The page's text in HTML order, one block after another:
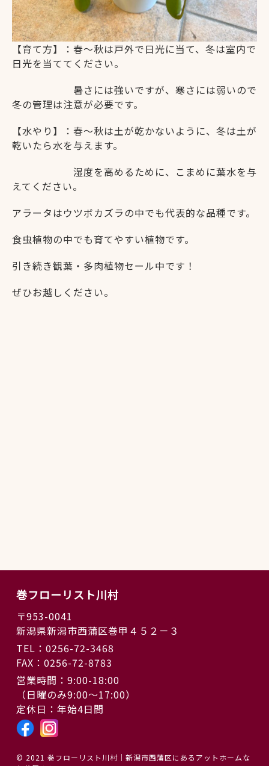
【育て方】：春～秋は戸外で日光に当て、冬は室内で
日光を当ててください。
暑さには強いですが、寒さには弱いので
冬の管理は注意が必要です。
【水やり】：春～秋は土が乾かないように、冬は土が
乾いたら水を与えます。
湿度を高めるために、こまめに葉水を与
えてください。
アラータはウツボカズラの中でも代表的な品種です。
食虫植物の中でも育てやすい植物です。
引き続き観葉・多肉植物セール中です！
ぜひお越しください。
巻フローリスト川村
〒953-0041
新潟県新潟市西蒲区巻甲４５２－３
TEL：0256-72-3468
FAX：0256-72-8783
営業時間：9:00-18:00
（日曜のみ9:00〜17:00）
定休日：年始4日間
© 2021 巻フローリスト川村｜新潟市西蒲区にあるアットホームな